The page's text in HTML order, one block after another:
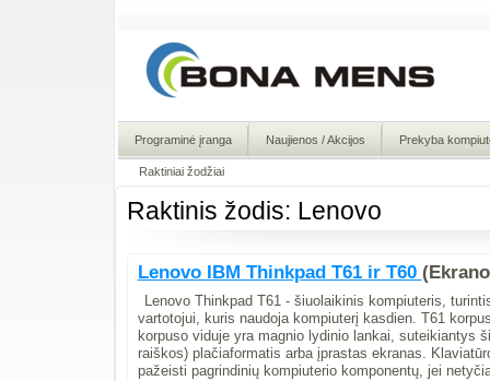
Programinė įranga Naujienos / Akcijos Prekyba
Raktiniai žodžiai
Raktinis žodis: Lenovo
Lenovo IBM Thinkpad T61 ir T60
Lenovo Thinkpad T61 - šiuolaikinis kompiuteris,
vartotojui, kuris naudoja kompiuterį kasdien. T61
korpuso viduje yra magnio lydinio lankai, suteikiantys
raiškos) plačiaformatis arba įprastas ekranas.
pažeisti pagrindinių kompiuterio komponentų, jei